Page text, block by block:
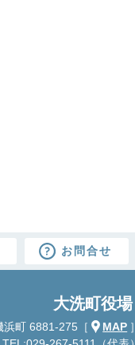
お問合せ
大洗町役場
浜町 6881-275 ［ MAP ］